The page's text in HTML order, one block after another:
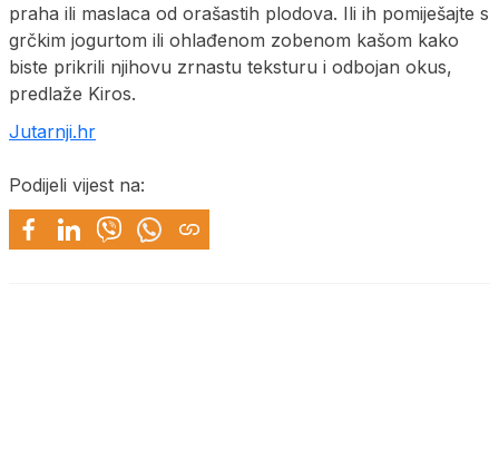
praha ili maslaca od orašastih plodova. Ili ih pomiješajte s
grčkim jogurtom ili ohlađenom zobenom kašom kako
biste prikrili njihovu zrnastu teksturu i odbojan okus,
predlaže Kiros.
Jutarnji.hr
Podijeli vijest na: